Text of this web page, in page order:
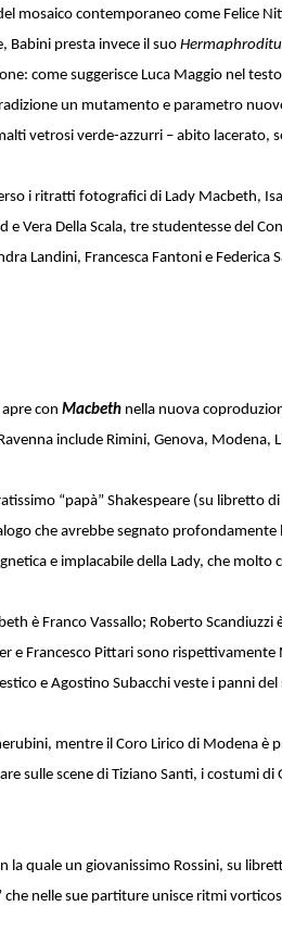
mosaico contemporaneo come Felice
Babini presta invece il suo
come suggerisce Luca Maggio nel
un mutamento e parametro
vetrosi verde-azzurri – abito lacerato,
i ritratti fotografici di Lady Macbeth,
e Vera Della Scala, tre studentesse del
Landini, Francesca Fantoni e Federica
con Macbeth nella nuova
include Rimini, Genova, Modena,
“papà” Shakespeare (su libretto di
che avrebbe segnato profondamente
e implacabile della Lady, che molto
è Franco Vassallo; Roberto Scandiuzzi
e Francesco Pittari sono rispettivamente
e Agostino Subacchi veste i panni del
mentre il Coro Lirico di Modena è
sulle scene di Tiziano Santi, i costumi di
la quale un giovanissimo Rossini, su
nelle sue partiture unisce ritmi